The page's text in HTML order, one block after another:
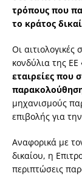
τρόπους που
το κράτος
Οι
κονδύλια της ΕΕ
εταιρείες που
μηχανισμούς
επιβολής για
Αναφορικά με
δικαίου, η
περιπτώσεις